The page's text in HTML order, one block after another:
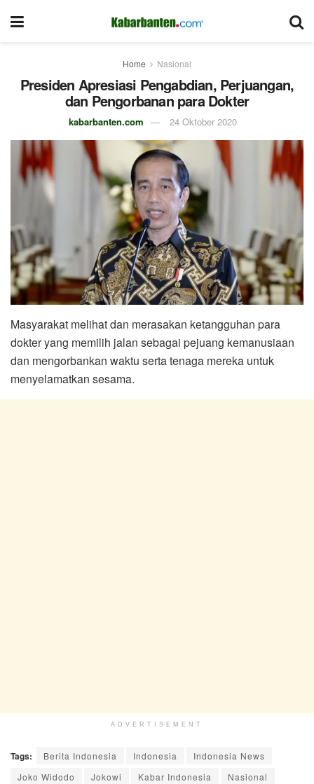
Home Nasional
Presiden Apresiasi Pengabdian, Perjuangan,
dan Pengorbanan para Dokter
kabarbanten.com 24 Oktober 2020
Masyarakat melihat dan merasakan ketangguhan para
dokter yang memilih jalan sebagai pejuang kemanusiaan
dan mengorbankan waktu serta tenaga mereka untuk
menyelamatkan sesama.
ADVERTISEMENT
Tags: Berita Indonesia Indonesia
Indonesia News
Joko Widodo
Jokowi Kabar Indonesia
Nasional